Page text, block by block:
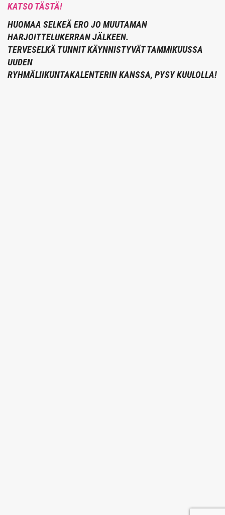
KATSO TÄSTÄ!
HUOMAA SELKEÄ ERO JO MUUTAMAN
HARJOITTELUKERRAN JÄLKEEN.
TERVESELKÄ TUNNIT KÄYNNISTYVÄT TAMMIKUUSSA
UUDEN
RYHMÄLIIKUNTAKALENTERIN KANSSA, PYSY KUULOLLA!